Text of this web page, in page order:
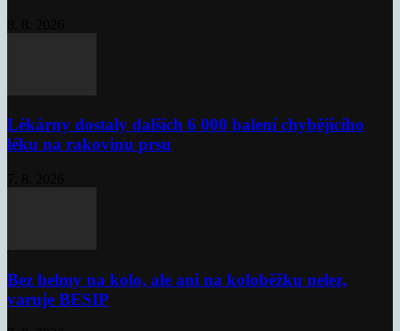
Lékárny dostaly dalších 6 000 balení chybějícího
léku na rakovinu prsu
Bez helmy na kolo, ale ani na koloběžku nelez,
varuje BESIP